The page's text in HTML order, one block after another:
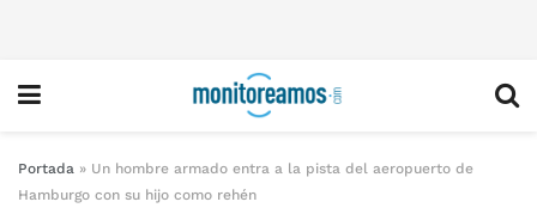
Portada » Un hombre armado entra a la pista del aeropuerto de
Hamburgo con su hijo como rehén